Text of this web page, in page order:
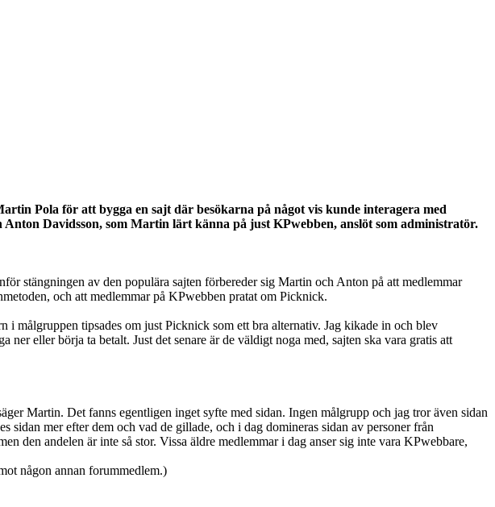
Pola för att bygga en sajt där besökarna på något vis kunde interagera med
Anton Davidsson, som Martin lärt känna på just KPwebben, anslöt som administratör.
stängningen av den populära sajten förbereder sig Martin och Anton på att medlemmar
och att medlemmar på KPwebben pratat om Picknick.
i målgruppen tipsades om just Picknick som ett bra alternativ. Jag kikade in och blev
eller börja ta betalt. Just det senare är de väldigt noga med, sajten ska vara gratis att
Martin. Det fanns egentligen inget syfte med sidan. Ingen målgrupp och jag tror även sidan
mer efter dem och vad de gillade, och i dag domineras sidan av personer från
den andelen är inte så stor. Vissa äldre medlemmar i dag anser sig inte vara KPwebbare,
någon annan forummedlem.)